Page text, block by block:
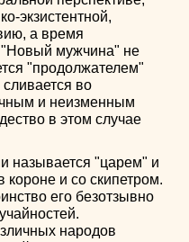
экзистентной,
а время
"Новый мужчина" не
"продолжателем"
во
и неизменным
в этом случае
называется "царем" и
короне и со скипетром.
его безотзывно
народов